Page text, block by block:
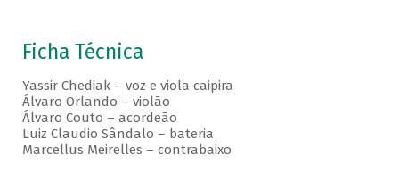
Ficha Técnica
Yassir Chediak – voz e viola caipira
Álvaro Orlando – violão
Álvaro Couto – acordeão
Luiz Claudio Sândalo – bateria
Marcellus Meirelles – contrabaixo